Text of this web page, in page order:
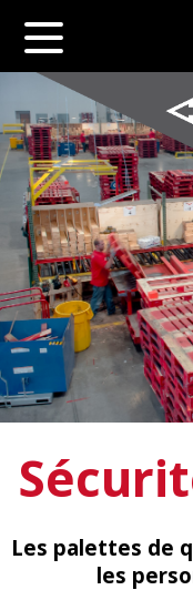
Les palettes de
les